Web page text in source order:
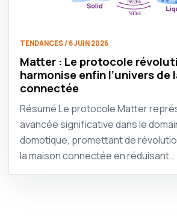
TENDANCES / 6 JUIN 2026
Matter : Le protocole
harmonise enfin l’univers de
connectée
Résumé Le protocole Matter
avancée significative dans le
domotique, promettant de
la maison connectée en réduisant…